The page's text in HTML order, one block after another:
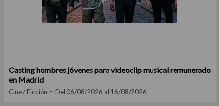
Casting hombres jóvenes para videoclip musical remunerado
en Madrid
Cine / Ficción Del 06/08/2026 al 16/08/2026